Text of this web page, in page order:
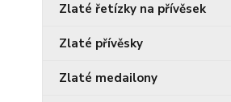
Zlaté řetízky na přívěsek
Zlaté přívěsky
Zlaté medailony